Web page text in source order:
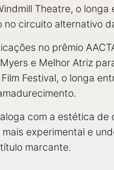
Theatre, o
no circuito alternativo
no prêmio
e Melhor Atriz
Festival, o longa
com a estética
experimental e
marcante.